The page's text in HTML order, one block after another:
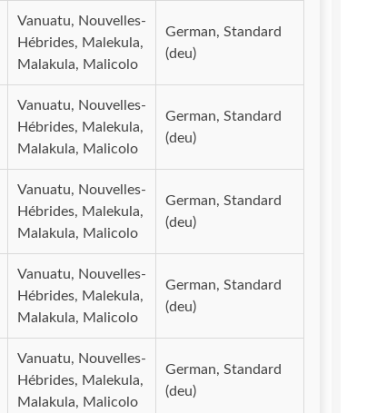
Vanuatu, Nouvelles-
Hébrides, Malekula,
Malakula, Malicolo
German, Standard
(deu)
Vanuatu, Nouvelles-
Hébrides, Malekula,
Malakula, Malicolo
German, Standard
(deu)
Vanuatu, Nouvelles-
Hébrides, Malekula,
Malakula, Malicolo
German, Standard
(deu)
Vanuatu, Nouvelles-
Hébrides, Malekula,
Malakula, Malicolo
German, Standard
(deu)
Vanuatu, Nouvelles-
Hébrides, Malekula,
Malakula, Malicolo
German, Standard
(deu)